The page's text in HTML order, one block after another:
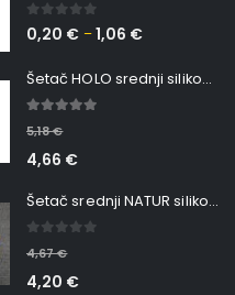
0 out of 5
0,20 € –1,06 €
Šetač HOLO srednji silikonska Ribica Belgrade Walker
5,18€
4,66 €
Šetač srednji NATUR silikonska ribica Belgrade Walker
4,67€
4,20 €